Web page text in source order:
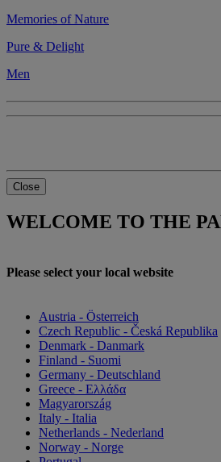
Memories of Nature
Pure & Delight
Men
Close
WELCOME TO THE
Please select your local website
Austria - Österreich
Czech Republic - Česká Republika
Denmark - Danmark
Finland - Suomi
Germany - Deutschland
Greece - Ελλάδα
Magyarország
Italy - Italia
Netherlands - Nederland
Norway - Norge